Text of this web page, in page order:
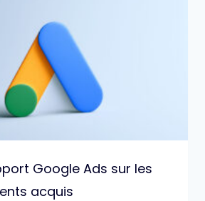
Google Ads sur les
acquis